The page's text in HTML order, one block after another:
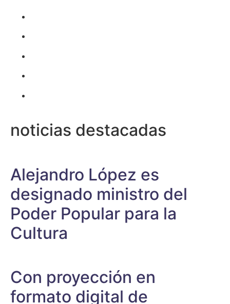
noticias destacadas
Alejandro López es
designado ministro del
Poder Popular para la
Cultura
Con proyección en
formato digital de